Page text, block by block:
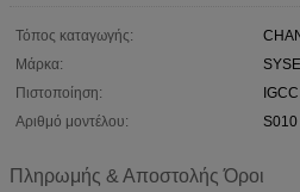
Τόπος καταγωγής:
Μάρκα:
Πιστοποίηση:
Αριθμό μοντέλου:
S010
Πληρωμής & Αποστολής Όροι